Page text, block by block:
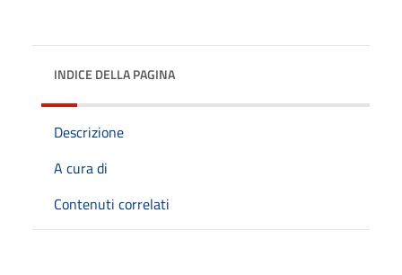
INDICE DELLA PAGINA
Descrizione
A cura di
Contenuti correlati